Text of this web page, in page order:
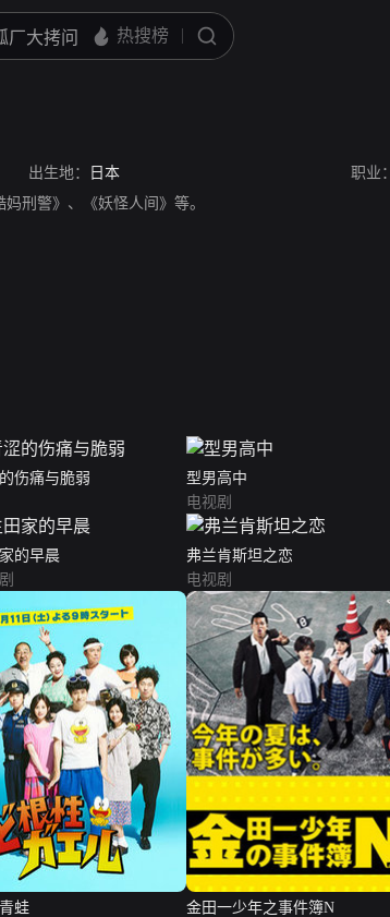
出生地： 日本 职业：
刑警》、《妖怪人间》等。
伤痛与脆弱
型男高中
电视剧
的早晨
弗兰肯斯坦之恋
电视剧
蛙
金田一少年之事件簿N